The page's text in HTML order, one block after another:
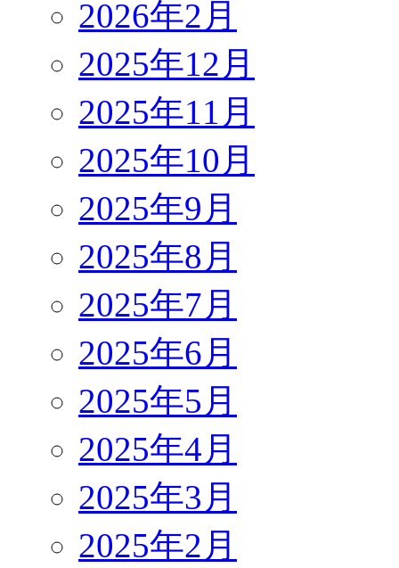
2026年2月
2025年12月
2025年11月
2025年10月
2025年9月
2025年8月
2025年7月
2025年6月
2025年5月
2025年4月
2025年3月
2025年2月